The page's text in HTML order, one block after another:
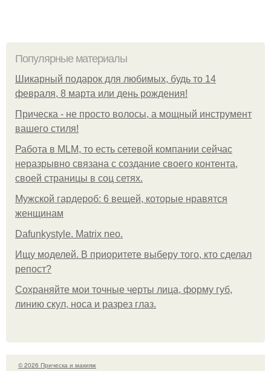
Популярные материалы
Шикарный подарок для любимых, будь то 14
февраля, 8 марта или день рождения!
Прическа - не просто волосы, а мощный инструмент
вашего стиля!
Работа в MLM, то есть сетевой компании сейчас
неразрывно связана с создание своего контента,
своей страницы в соц сетях.
Мужской гардероб: 6 вещей, которые нравятся
женщинам
Dafunkystyle. Matrix neo.
Ищу моделей. В приоритете выберу того, кто сделал
репост?
Сохраняйте мои точные черты лица, форму губ,
линию скул, носа и разрез глаз.
© 2026 Прическа и макияж